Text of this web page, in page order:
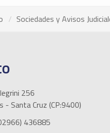
Sociedades y Avisos
256
- Santa Cruz (CP:9400)
436885